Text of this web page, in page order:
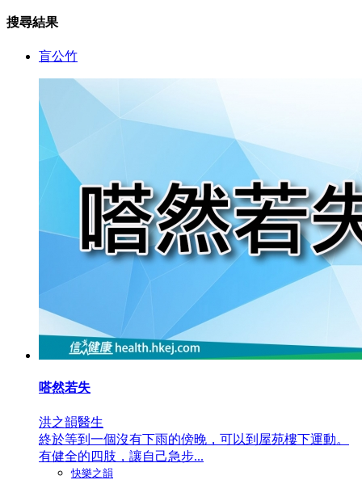
搜尋結果
盲公竹
嗒然若失
洪之韻醫生
終於等到一個沒有下雨的傍晚，可以到屋苑樓下運動。
有健全的四肢，讓自己急步...
快樂之韻